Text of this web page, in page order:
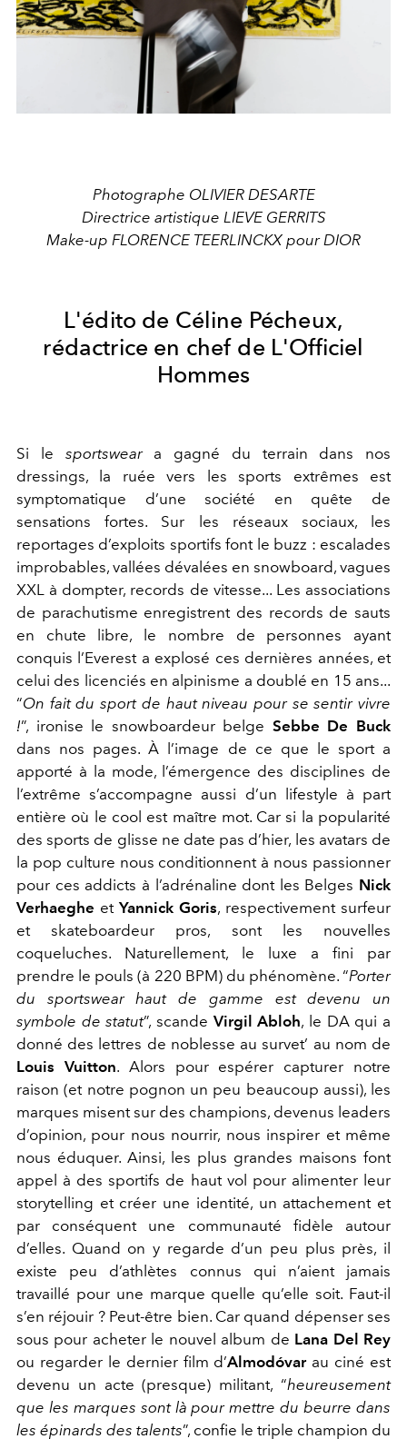
Photographe OLIVIER DESARTE
Directrice artistique LIEVE GERRITS
Make-up FLORENCE TEERLINCKX pour DIOR
L'édito de Céline Pécheux,
rédactrice en chef de L'Officiel
Hommes
Si le sportsweara gagné du terrain dans nos
dressings, la ruée vers les sports extrêmes est
symptomatique d’une société en quête de
sensations fortes. Sur les réseaux sociaux, les
reportages d’exploits sportifs font le buzz : escalades
improbables, vallées dévalées en snowboard, vagues
XXL à dompter, records de vitesse... Les associations
de parachutisme enregistrent des records de sauts
en chute libre, le nombre de personnes ayant
conquis l’Everest a explosé ces dernières années, et
celui des licenciés en alpinisme a doublé en 15 ans...
“On fait du sport de haut niveau pour se sentir vivre
!”, ironise le snowboardeur belge Sebbe De Buck
dans nos pages. À l’image de ce que le sport a
apporté à la mode, l’émergence des disciplines de
l’extrême s’accompagne aussi d’un lifestyle à part
entière où le cool est maître mot. Car si la popularité
des sports de glisse ne date pas d’hier, les avatars de
la pop culture nous conditionnent à nous passionner
pour ces addicts à l’adrénaline dont les Belges Nick
Verhaeghe et Yannick Goris, respectivement surfeur
et skateboardeur pros, sont les nouvelles
coqueluches. Naturellement, le luxe a fini par
prendre le pouls (à 220 BPM) du phénomène. “Porter
du sportswear haut de gamme est devenu un
symbole de statut”, scande Virgil Abloh, le DA qui a
donné des lettres de noblesse au survet’ au nom de
Louis Vuitton. Alors pour espérer capturer notre
raison (et notre pognon un peu beaucoup aussi), les
marques misent sur des champions, devenus leaders
d’opinion, pour nous nourrir, nous inspirer et même
nous éduquer. Ainsi, les plus grandes maisons font
appel à des sportifs de haut vol pour alimenter leur
storytelling et créer une identité, un attachement et
par conséquent une communauté fidèle autour
d’elles. Quand on y regarde d’un peu plus près, il
existe peu d’athlètes connus qui n’aient jamais
travaillé pour une marque quelle qu’elle soit. Faut-il
s’en réjouir ? Peut-être bien. Car quand dépenser ses
sous pour acheter le nouvel album de Lana Del Rey
ou regarder le dernier film d’Almodóvarau ciné est
devenu un acte (presque) militant, “heureusement
que les marques sont là pour mettre du beurre dans
les épinards des talents”, confie le triple champion du